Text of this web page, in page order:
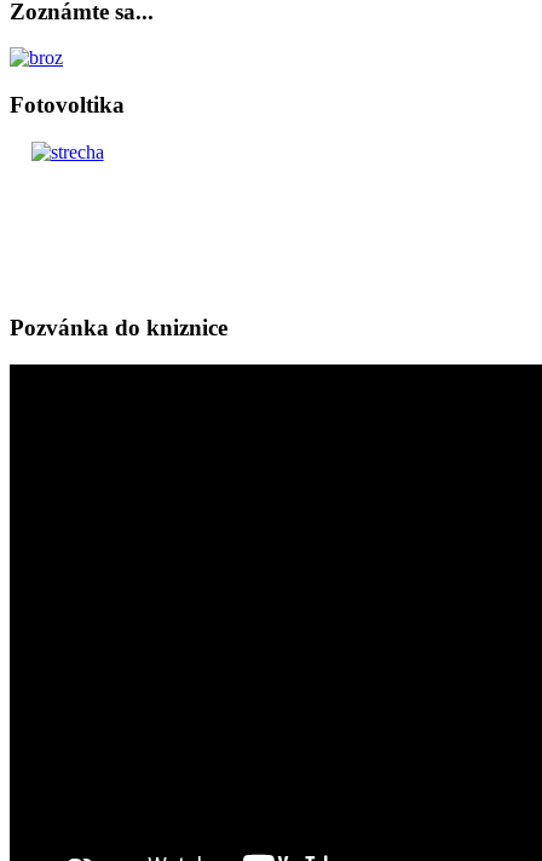
Zoznámte sa...
Fotovoltika
Pozvánka do kniznice